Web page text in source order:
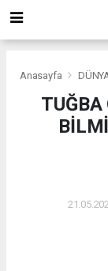
Anasayfa
TUĞBA